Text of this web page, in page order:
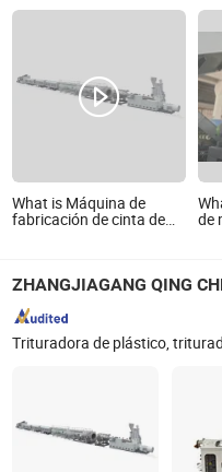
What is Máquina de
fabricación de cinta de
riego por goteo
de